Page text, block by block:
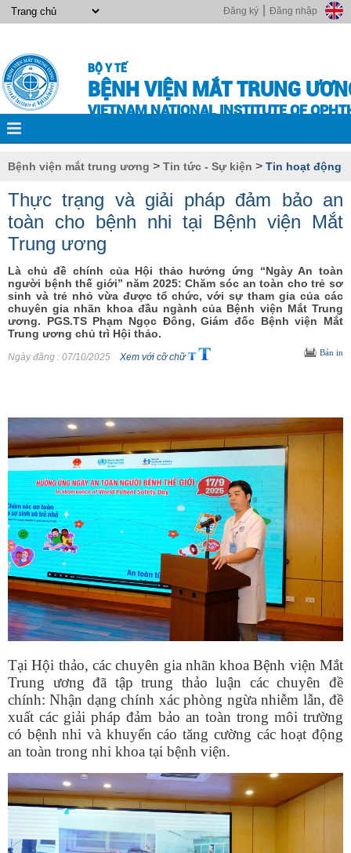
Đăng nhập
Đăng ký
BỘ Y TẾ
BỆNH VIỆN MẮT TRUNG
VIETNAM NATIONAL INSTITUTE OF
Bệnh viện mắt trung ương > Tin tức - Sự kiện > Tin hoạt động
Thực trạng và giải pháp đảm bảo an
toàn cho bệnh nhi tại Bệnh viện Mắt
Trung ương
Là chủ đề chính của Hội thảo hưởng ứng “Ngày An toàn
người bệnh thế giới” năm 2025: Chăm sóc an toàn cho trẻ sơ
sinh và trẻ nhỏ vừa được tổ chức, với sự tham gia của các
chuyên gia nhãn khoa đầu ngành của Bệnh viện Mắt Trung
ương. PGS.TS Phạm Ngọc Đông, Giám đốc Bệnh viện Mắt
Trung ương chủ trì Hội thảo.
Ngày đăng : 07/10/2025 Xem với cỡ chữ Bản in
Tại Hội thảo, các chuyên gia nhãn khoa Bệnh viện Mắt
Trung ương đã tập trung thảo luận các chuyên đề
chính: Nhận dạng chính xác phòng ngừa nhiễm lẫn, đề
xuất các giải pháp đảm bảo an toàn trong môi trường
có bệnh nhi và khuyến cáo tăng cường các hoạt động
an toàn trong nhi khoa tại bệnh viện.